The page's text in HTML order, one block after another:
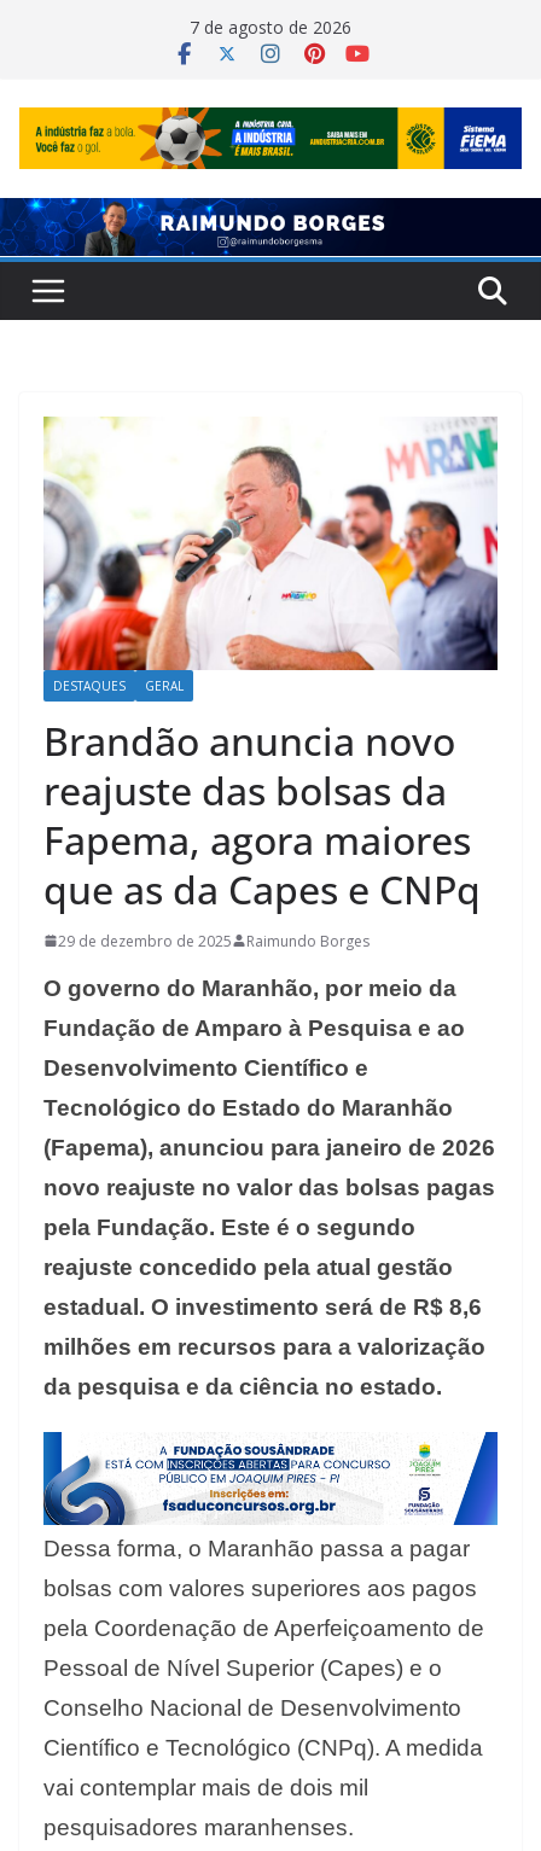
7 de agosto de 2026
DESTAQUES GERAL
Brandão anuncia novo
reajuste das bolsas da
Fapema, agora maiores
que as da Capes e CNPq
29 de dezembro de 2025 Raimundo Borges
O governo do Maranhão, por meio da
Fundação de Amparo à Pesquisa e ao
Desenvolvimento Científico e
Tecnológico do Estado do Maranhão
(Fapema), anunciou para janeiro de 2026
novo reajuste no valor das bolsas pagas
pela Fundação. Este é o segundo
reajuste concedido pela atual gestão
estadual. O investimento será de R$ 8,6
milhões em recursos para a valorização
da pesquisa e da ciência no estado.
Dessa forma, o Maranhão passa a pagar
bolsas com valores superiores aos pagos
pela Coordenação de Aperfeiçoamento de
Pessoal de Nível Superior (Capes) e o
Conselho Nacional de Desenvolvimento
Científico e Tecnológico (CNPq). A medida
vai contemplar mais de dois mil
pesquisadores maranhenses.